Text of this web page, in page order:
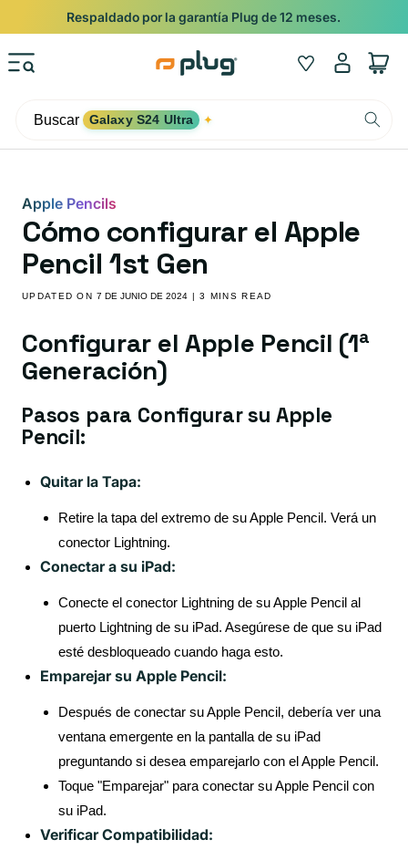
Ir al contenido
Respaldado por la garantía Plug de 12 meses.
Wishlist
Iniciar
sesión
Carrito
Buscar Galaxy S24 Ultra ✦
Apple Pencils
Cómo configurar el Apple
Pencil 1st Gen
UPDATED ON7 DE JUNIO DE 2024 | 3 MINS READ
Configurar el Apple Pencil (1ª
Generación)
Pasos para Configurar su Apple
Pencil:
Quitar la Tapa:
Retire la tapa del extremo de su Apple Pencil. Verá un
conector Lightning.
Conectar a su iPad:
Conecte el conector Lightning de su Apple Pencil al
puerto Lightning de su iPad. Asegúrese de que su iPad
esté desbloqueado cuando haga esto.
Emparejar su Apple Pencil:
Después de conectar su Apple Pencil, debería ver una
ventana emergente en la pantalla de su iPad
preguntando si desea emparejarlo con el Apple Pencil.
Toque "Emparejar" para conectar su Apple Pencil con
su iPad.
Verificar Compatibilidad: